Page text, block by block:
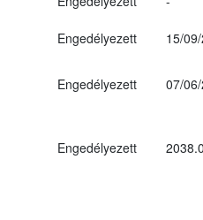
Engedélyezett 15/
Engedélyezett
07/
Engedélyezett